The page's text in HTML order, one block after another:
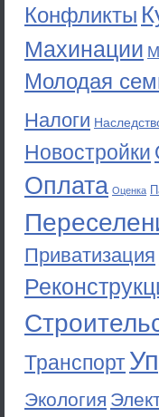
Конфликты
Махинации
Молодая
Налоги
Новостройки
Оплата Оценка
Приватизация
Транспорт
Экология